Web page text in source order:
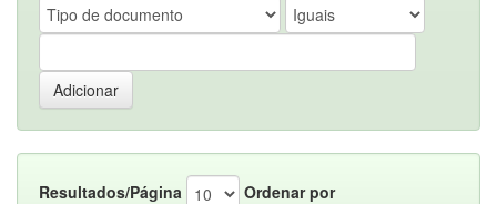
Resultados/Página
Ordenar por